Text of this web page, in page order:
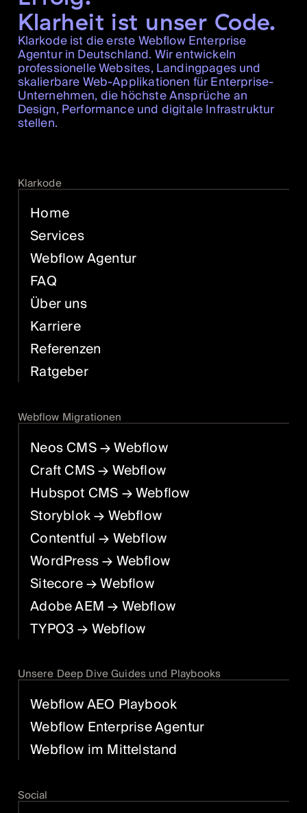
Klarheit ist unser Code.
Klarkode ist die erste Webflow Enterprise
Agentur in Deutschland. Wir entwickeln
professionelle Websites, Landingpages und
skalierbare Web-Applikationen für Enterprise-
Unternehmen, die höchste Ansprüche an
Design, Performance und digitale Infrastruktur
stellen.
Klarkode
Home
Services
Webflow Agentur
FAQ
Über uns
Karriere
Referenzen
Ratgeber
Webflow Migrationen
Neos CMS→ Webflow
Craft CMS→ Webflow
Hubspot CMS→ Webflow
Storyblok→ Webflow
Contentful→ Webflow
WordPress→ Webflow
Sitecore→ Webflow
Adobe AEM→ Webflow
TYPO3→ Webflow
Unsere Deep Dive Guides und Playbooks
Webflow AEO Playbook
Webflow Enterprise Agentur
Webflow im Mittelstand
Social